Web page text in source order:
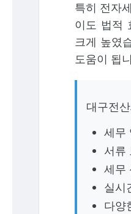
특히 전자
이도 법적
크게 높였
도움이 됩
대구전
세무
서류
세무
실시
다양